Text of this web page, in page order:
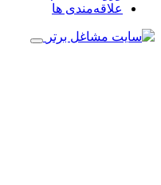
علاقه‌مندی ها